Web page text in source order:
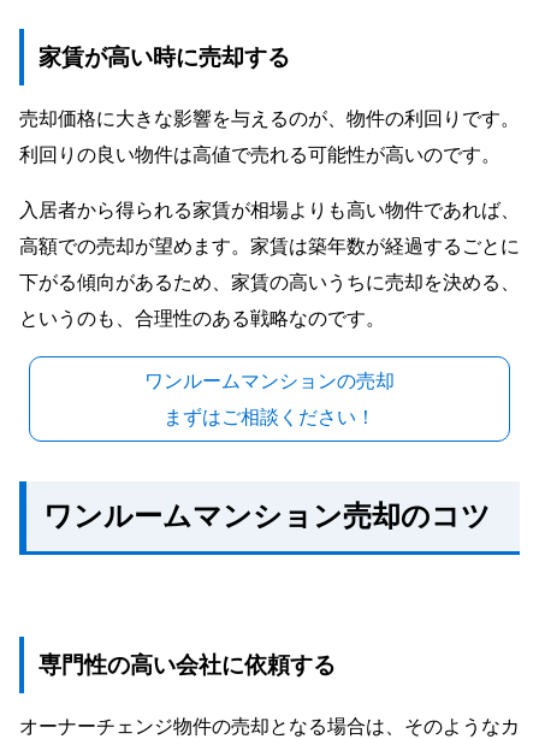
家賃が高い時に売却する
売却価格に大きな影響を与えるのが、物件の利回りです。
利回りの良い物件は高値で売れる可能性が高いのです。
入居者から得られる家賃が相場よりも高い物件であれば、
高額での売却が望めます。家賃は築年数が経過するごとに
下がる傾向があるため、家賃の高いうちに売却を決める、
というのも、合理性のある戦略なのです。
ワンルームマンションの売却
まずはご相談ください！
ワンルームマンション売却のコツ
専門性の高い会社に依頼する
オーナーチェンジ物件の売却となる場合は、そのようなカ